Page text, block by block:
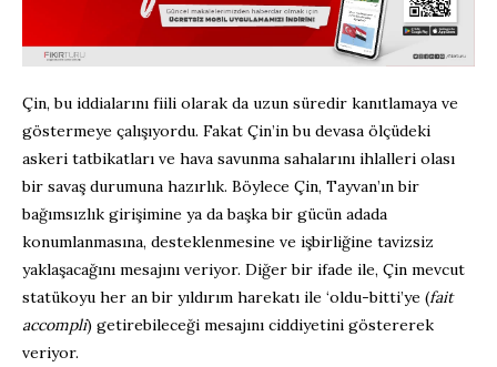
Çin, bu iddialarını fiili olarak da uzun süredir kanıtlamaya ve
göstermeye çalışıyordu. Fakat Çin’in bu devasa ölçüdeki
askeri tatbikatları ve hava savunma sahalarını ihlalleri olası
bir savaş durumuna hazırlık. Böylece Çin, Tayvan’ın bir
bağımsızlık girişimine ya da başka bir gücün adada
konumlanmasına, desteklenmesine ve işbirliğine tavizsiz
yaklaşacağını mesajını veriyor. Diğer bir ifade ile, Çin mevcut
statükoyu her an bir yıldırım harekatı ile ‘oldu-bitti’ye (fait
accompli) getirebileceği mesajını ciddiyetini göstererek
veriyor.